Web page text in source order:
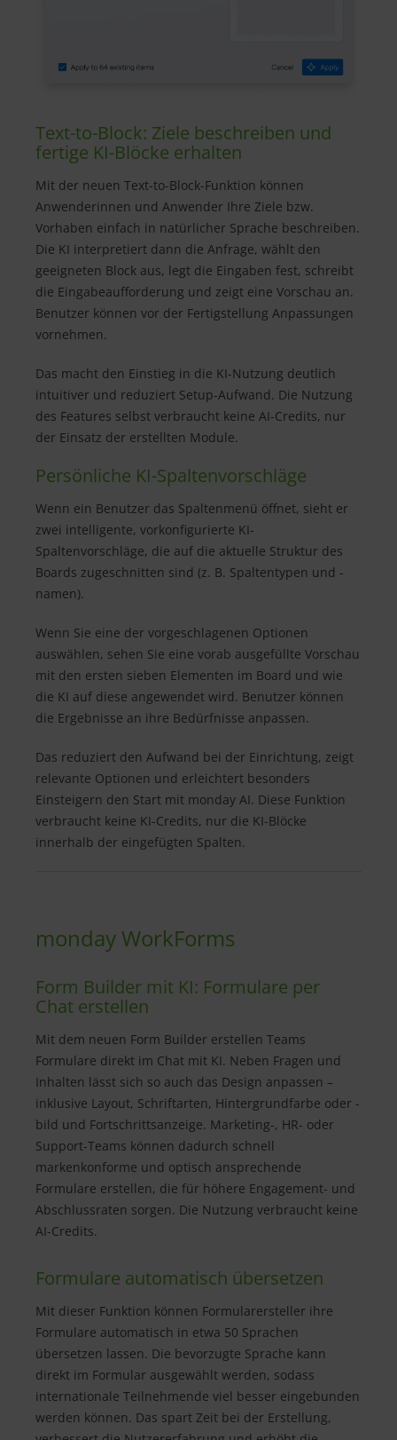
Text-to-Block: Ziele beschreiben und
fertige KI-Blöcke erhalten
Mit der neuen Text-to-Block-Funktion können
Anwenderinnen und Anwender Ihre Ziele bzw.
Vorhaben einfach in natürlicher Sprache beschreiben.
Die KI interpretiert dann die Anfrage, wählt den
geeigneten Block aus, legt die Eingaben fest, schreibt
die Eingabeaufforderung und zeigt eine Vorschau an.
Benutzer können vor der Fertigstellung Anpassungen
vornehmen.
Das macht den Einstieg in die KI-Nutzung deutlich
intuitiver und reduziert Setup-Aufwand. Die Nutzung
des Features selbst verbraucht keine AI-Credits, nur
der Einsatz der erstellten Module.
Persönliche KI-Spaltenvorschläge
Wenn ein Benutzer das Spaltenmenü öffnet, sieht er
zwei intelligente, vorkonfigurierte KI-
Spaltenvorschläge, die auf die aktuelle Struktur des
Boards zugeschnitten sind (z. B. Spaltentypen und -
namen).
Wenn Sie eine der vorgeschlagenen Optionen
auswählen, sehen Sie eine vorab ausgefüllte Vorschau
mit den ersten sieben Elementen im Board und wie
die KI auf diese angewendet wird. Benutzer können
die Ergebnisse an ihre Bedürfnisse anpassen.
Das reduziert den Aufwand bei der Einrichtung, zeigt
relevante Optionen und erleichtert besonders
Einsteigern den Start mit monday AI. Diese Funktion
verbraucht keine KI-Credits, nur die KI-Blöcke
innerhalb der eingefügten Spalten.
monday WorkForms
Form Builder mit KI: Formulare per
Chat erstellen
Mit dem neuen Form Builder erstellen Teams
Formulare direkt im Chat mit KI. Neben Fragen und
Inhalten lässt sich so auch das Design anpassen –
inklusive Layout, Schriftarten, Hintergrundfarbe oder -
bild und Fortschrittsanzeige. Marketing-, HR- oder
Support-Teams können dadurch schnell
markenkonforme und optisch ansprechende
Formulare erstellen, die für höhere Engagement- und
Abschlussraten sorgen. Die Nutzung verbraucht keine
AI-Credits.
Formulare automatisch übersetzen
Mit dieser Funktion können Formularersteller ihre
Formulare automatisch in etwa 50 Sprachen
übersetzen lassen. Die bevorzugte Sprache kann
direkt im Formular ausgewählt werden, sodass
internationale Teilnehmende viel besser eingebunden
werden können. Das spart Zeit bei der Erstellung,